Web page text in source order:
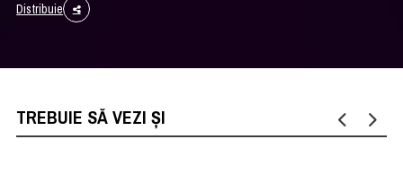
Distribuie
TREBUIE SĂ VEZI ȘI